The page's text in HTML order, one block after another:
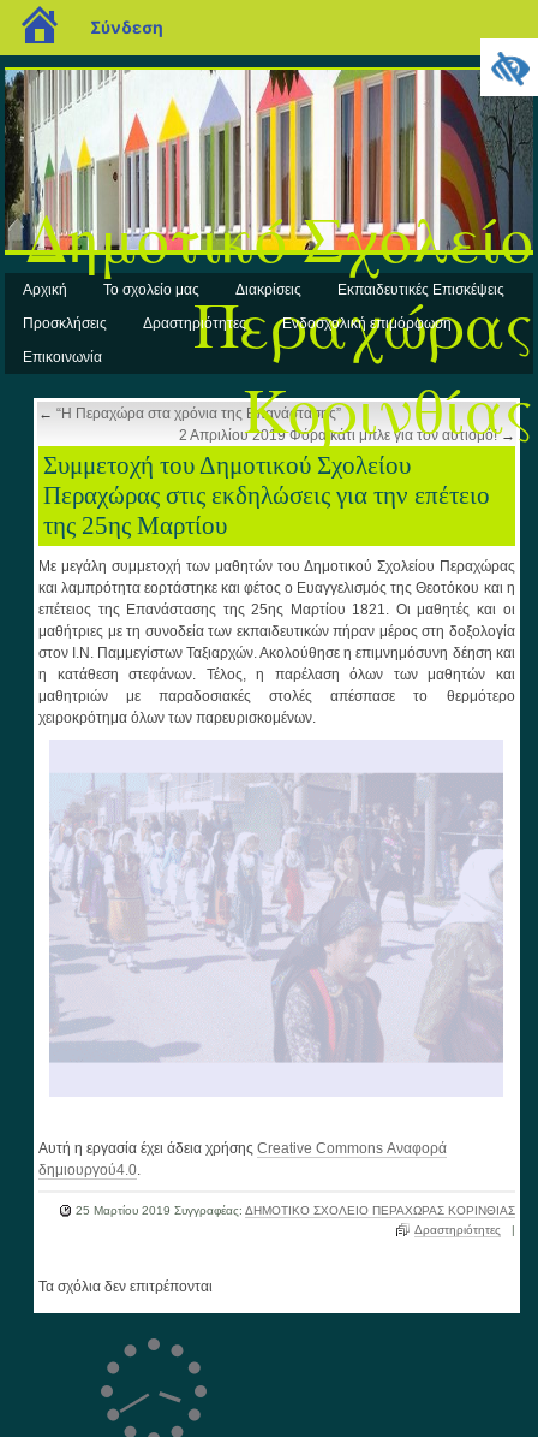
Δημοτικό Σχολείο
Περαχώρας
Κορινθίας
Αρχική Το σχολείο μας Διακρίσεις
Εκπαιδευτικές Επισκέψεις
Προσκλήσεις
Δραστηριότητες
Ενδοσχολική επιμόρφωση
Επικοινωνία
←“Η Περαχώρα στα χρόνια της Επανάστασης”
2 Απριλίου 2019 Φόρα κάτι μπλε για τον αυτισμό!→
Συμμετοχή του Δημοτικού Σχολείου
Περαχώρας στις εκδηλώσεις για την επέτειο
της 25ης Μαρτίου
Με μεγάλη συμμετοχή των μαθητών του Δημοτικού Σχολείου Περαχώρας
και λαμπρότητα εορτάστηκε και φέτος ο Ευαγγελισμός της Θεοτόκου και η
επέτειος της Επανάστασης της 25ης Μαρτίου 1821. Οι μαθητές και οι
μαθήτριες με τη συνοδεία των εκπαιδευτικών πήραν μέρος στη δοξολογία
στον Ι.Ν. Παμμεγίστων Ταξιαρχών. Ακολούθησε η επιμνημόσυνη δέηση και
η κατάθεση στεφάνων. Τέλος, η παρέλαση όλων των μαθητών και
μαθητριών με παραδοσιακές στολές απέσπασε το θερμότερο
χειροκρότημα όλων των παρευρισκομένων.
Αυτή η εργασία έχει άδεια χρήσηςCreative Commons Αναφορά
δημιουργού4.0.
25 Μαρτίου 2019 Συγγραφέας: ΔΗΜΟΤΙΚΟ ΣΧΟΛΕΙΟ ΠΕΡΑΧΩΡΑΣ ΚΟΡΙΝΘΙΑΣ
Δραστηριότητες
Τα σχόλια δεν επιτρέπονται
blogs.sch.gr
Σύνδεση